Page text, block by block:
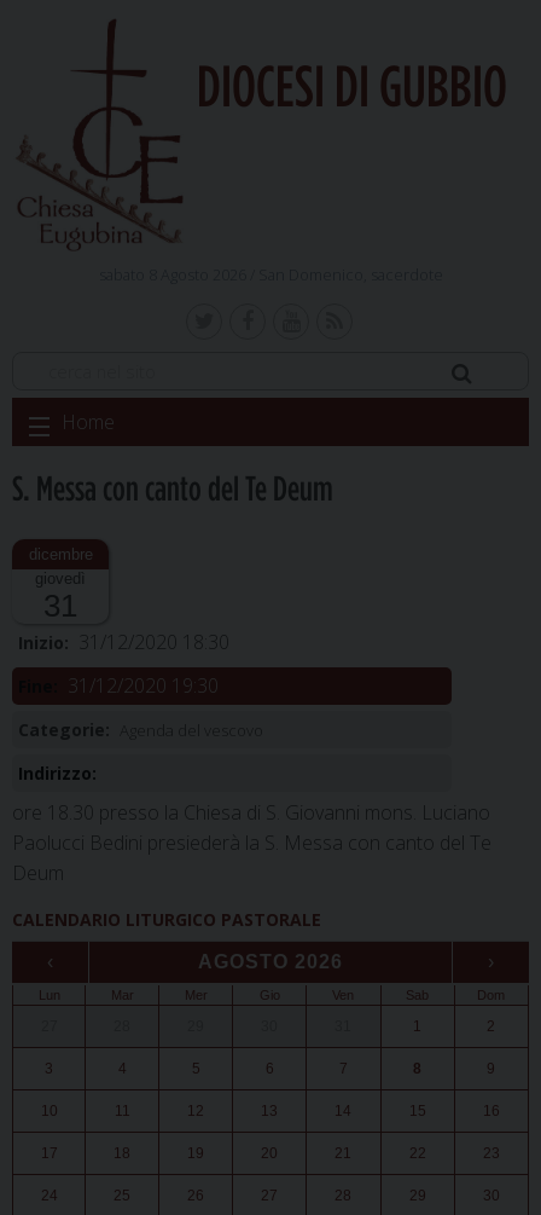
DIOCESI DI GUBBIO
Skip
to
Home
S. Messa con canto del Te Deum
giovedì
31
Inizio: 31/12/2020 18:30
31/12/2020 19:30
Categorie:
Indirizzo:
ore 18.30 presso la Chiesa di S. Giovanni mons. Luciano
Paolucci Bedini presiederà la S. Messa con canto del Te
Deum
CALENDARIO LITURGICO PASTORALE
‹ AGOSTO 2026 ›
Lun Mar Mer Gio Ven Sab Dom
1 2
3 4 5 6 7 8 9
10 11 12 13 14 15 16
17 18 19 20 21 22 23
24 25 26 27 28 29 30